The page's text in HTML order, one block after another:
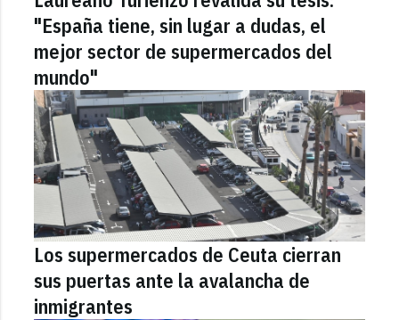
"España tiene, sin lugar a dudas, el
mejor sector de supermercados del
mundo"
Los supermercados de Ceuta cierran
sus puertas ante la avalancha de
inmigrantes